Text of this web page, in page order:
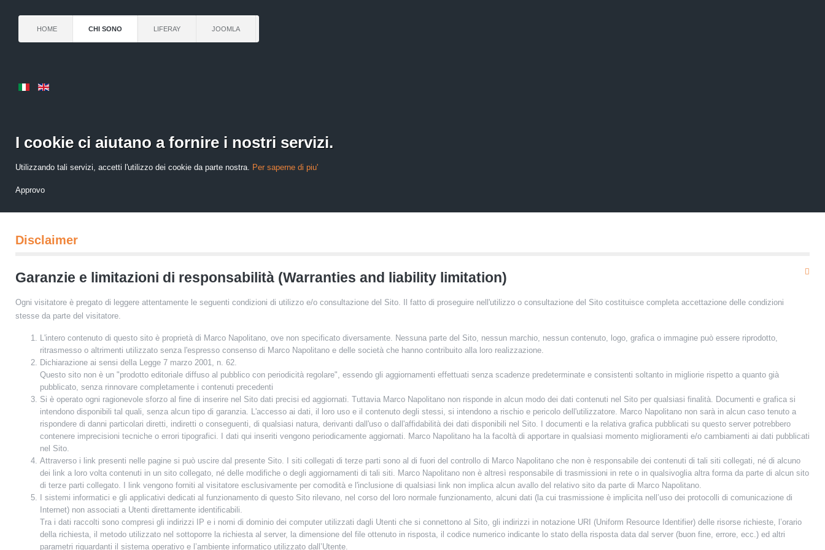
HOME CHI SONO LIFERAY JOOMLA
I cookie ci aiutano a fornire i nostri servizi.
Utilizzando tali servizi, accetti l'utilizzo dei cookie da parte nostra. Per saperne di piu'
Approvo
Disclaimer
Garanzie e limitazioni di responsabilità (Warranties and liability limitation)
Ogni visitatore è pregato di leggere attentamente le seguenti condizioni di utilizzo e/o consultazione del Sito. Il fatto di proseguire nell'utilizzo o consultazione del Sito costituisce completa accettazione delle condizioni
stesse da parte del visitatore.
L'intero contenuto di questo sito è proprietà di Marco Napolitano, ove non specificato diversamente. Nessuna parte del Sito, nessun marchio, nessun contenuto, logo, grafica o immagine può essere riprodotto,
ritrasmesso o altrimenti utilizzato senza l'espresso consenso di Marco Napolitano e delle società che hanno contribuito alla loro realizzazione.
Dichiarazione ai sensi della Legge 7 marzo 2001, n. 62.
Questo sito non è un "prodotto editoriale diffuso al pubblico con periodicità regolare", essendo gli aggiornamenti effettuati senza scadenze predeterminate e consistenti soltanto in migliorie rispetto a quanto già
pubblicato, senza rinnovare completamente i contenuti precedenti
Si è operato ogni ragionevole sforzo al fine di inserire nel Sito dati precisi ed aggiornati. Tuttavia Marco Napolitano non risponde in alcun modo dei dati contenuti nel Sito per qualsiasi finalità. Documenti e grafica si
intendono disponibili tal quali, senza alcun tipo di garanzia. L'accesso ai dati, il loro uso e il contenuto degli stessi, si intendono a rischio e pericolo dell'utilizzatore. Marco Napolitano non sarà in alcun caso tenuto a
rispondere di danni particolari diretti, indiretti o conseguenti, di qualsiasi natura, derivanti dall'uso o dall'affidabilità dei dati disponibili nel Sito. I documenti e la relativa grafica pubblicati su questo server potrebbero
contenere imprecisioni tecniche o errori tipografici. I dati qui inseriti vengono periodicamente aggiornati. Marco Napolitano ha la facoltà di apportare in qualsiasi momento miglioramenti e/o cambiamenti ai dati pubblicati
nel Sito.
Attraverso i link presenti nelle pagine si può uscire dal presente Sito. I siti collegati di terze parti sono al di fuori del controllo di Marco Napolitano che non è responsabile dei contenuti di tali siti collegati, né di alcuno
dei link a loro volta contenuti in un sito collegato, né delle modifiche o degli aggiornamenti di tali siti. Marco Napolitano non è altresì responsabile di trasmissioni in rete o in qualsivoglia altra forma da parte di alcun sito
di terze parti collegato. I link vengono forniti al visitatore esclusivamente per comodità e l'inclusione di qualsiasi link non implica alcun avallo del relativo sito da parte di Marco Napolitano.
I sistemi informatici e gli applicativi dedicati al funzionamento di questo Sito rilevano, nel corso del loro normale funzionamento, alcuni dati (la cui trasmissione è implicita nell’uso dei protocolli di comunicazione di
Internet) non associati a Utenti direttamente identificabili.
Tra i dati raccolti sono compresi gli indirizzi IP e i nomi di dominio dei computer utilizzati dagli Utenti che si connettono al Sito, gli indirizzi in notazione URI (Uniform Resource Identifier) delle risorse richieste, l’orario
della richiesta, il metodo utilizzato nel sottoporre la richiesta al server, la dimensione del file ottenuto in risposta, il codice numerico indicante lo stato della risposta data dal server (buon fine, errore, ecc.) ed altri
parametri riguardanti il sistema operativo e l’ambiente informatico utilizzato dall’Utente.